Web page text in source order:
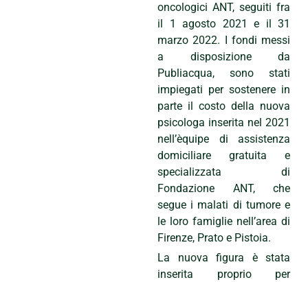
oncologici ANT, seguiti fra
il 1 agosto 2021 e il 31
marzo 2022. I fondi messi
a disposizione da
Publiacqua, sono stati
impiegati per sostenere in
parte il costo della nuova
psicologa inserita nel 2021
nell’èquipe di assistenza
domiciliare gratuita e
specializzata di
Fondazione ANT, che
segue i malati di tumore e
le loro famiglie nell’area di
Firenze, Prato e Pistoia.
La nuova figura è stata
inserita proprio per